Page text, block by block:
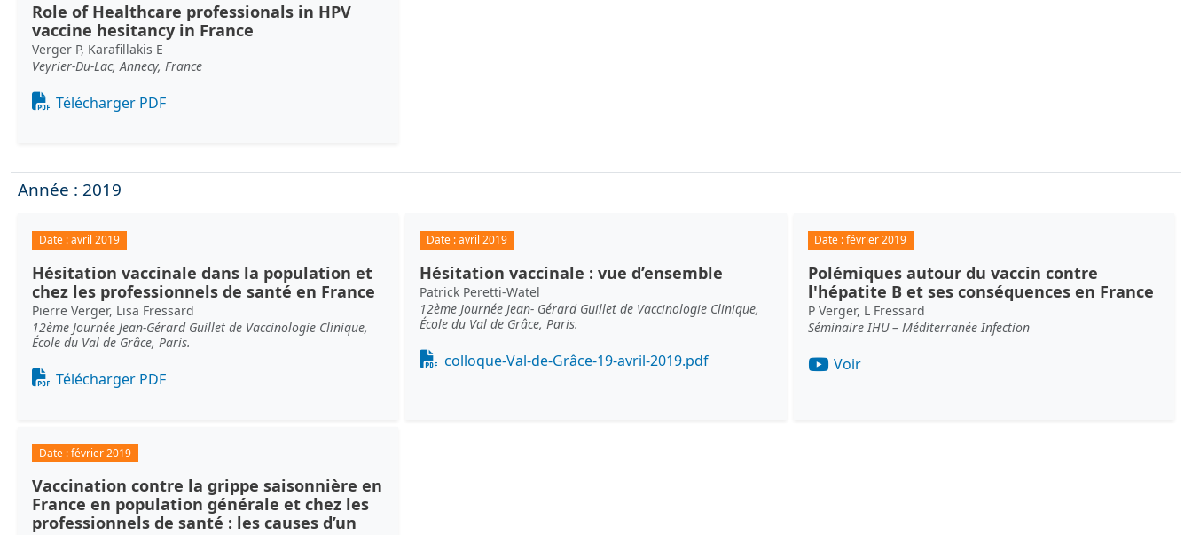
Role of Healthcare professionals in HPV
vaccine hesitancy in France
Verger P, Karafillakis E
Veyrier-Du-Lac, Annecy, France
Document
Télécharger PDF
Année : 2019
Date :avril 2019
Hésitation vaccinale dans la population et
chez les professionnels de santé en France
Pierre Verger, Lisa Fressard
12ème Journée Jean-Gérard Guillet de Vaccinologie Clinique,
École du Val de Grâce, Paris.
Document
Télécharger PDF
Date :avril 2019
Hésitation vaccinale : vue d’ensemble
Patrick Peretti-Watel
12ème Journée Jean- Gérard Guillet de Vaccinologie Clinique,
École du Val de Grâce, Paris.
Document
colloque-Val-de-Grâce-19-avril-2019.pdf
Date :février 2019
Polémiques autour du vaccin contre
l'hépatite B et ses conséquences en France
P Verger, L Fressard
Séminaire IHU – Méditerranée Infection
Voir
Date :février 2019
Vaccination contre la grippe saisonnière en
France en population générale et chez les
professionnels de santé : les causes d’un